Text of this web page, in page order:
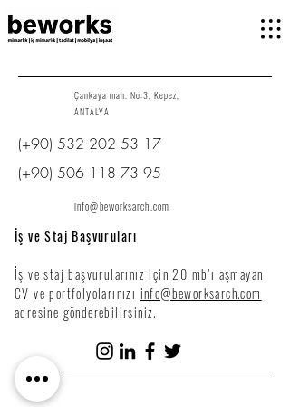
Çankaya mah. No:3, Kepez,
ANTALYA
(+90) 532 202 53 17
(+90) 506 118 73 95
info@beworksarch.com
İş ve Staj Başvuruları
İş ve staj başvurularınız için 20 mb’ı aşmayan
CV ve portfolyolarınızı info@beworksarch.com
adresine gönderebilirsiniz.